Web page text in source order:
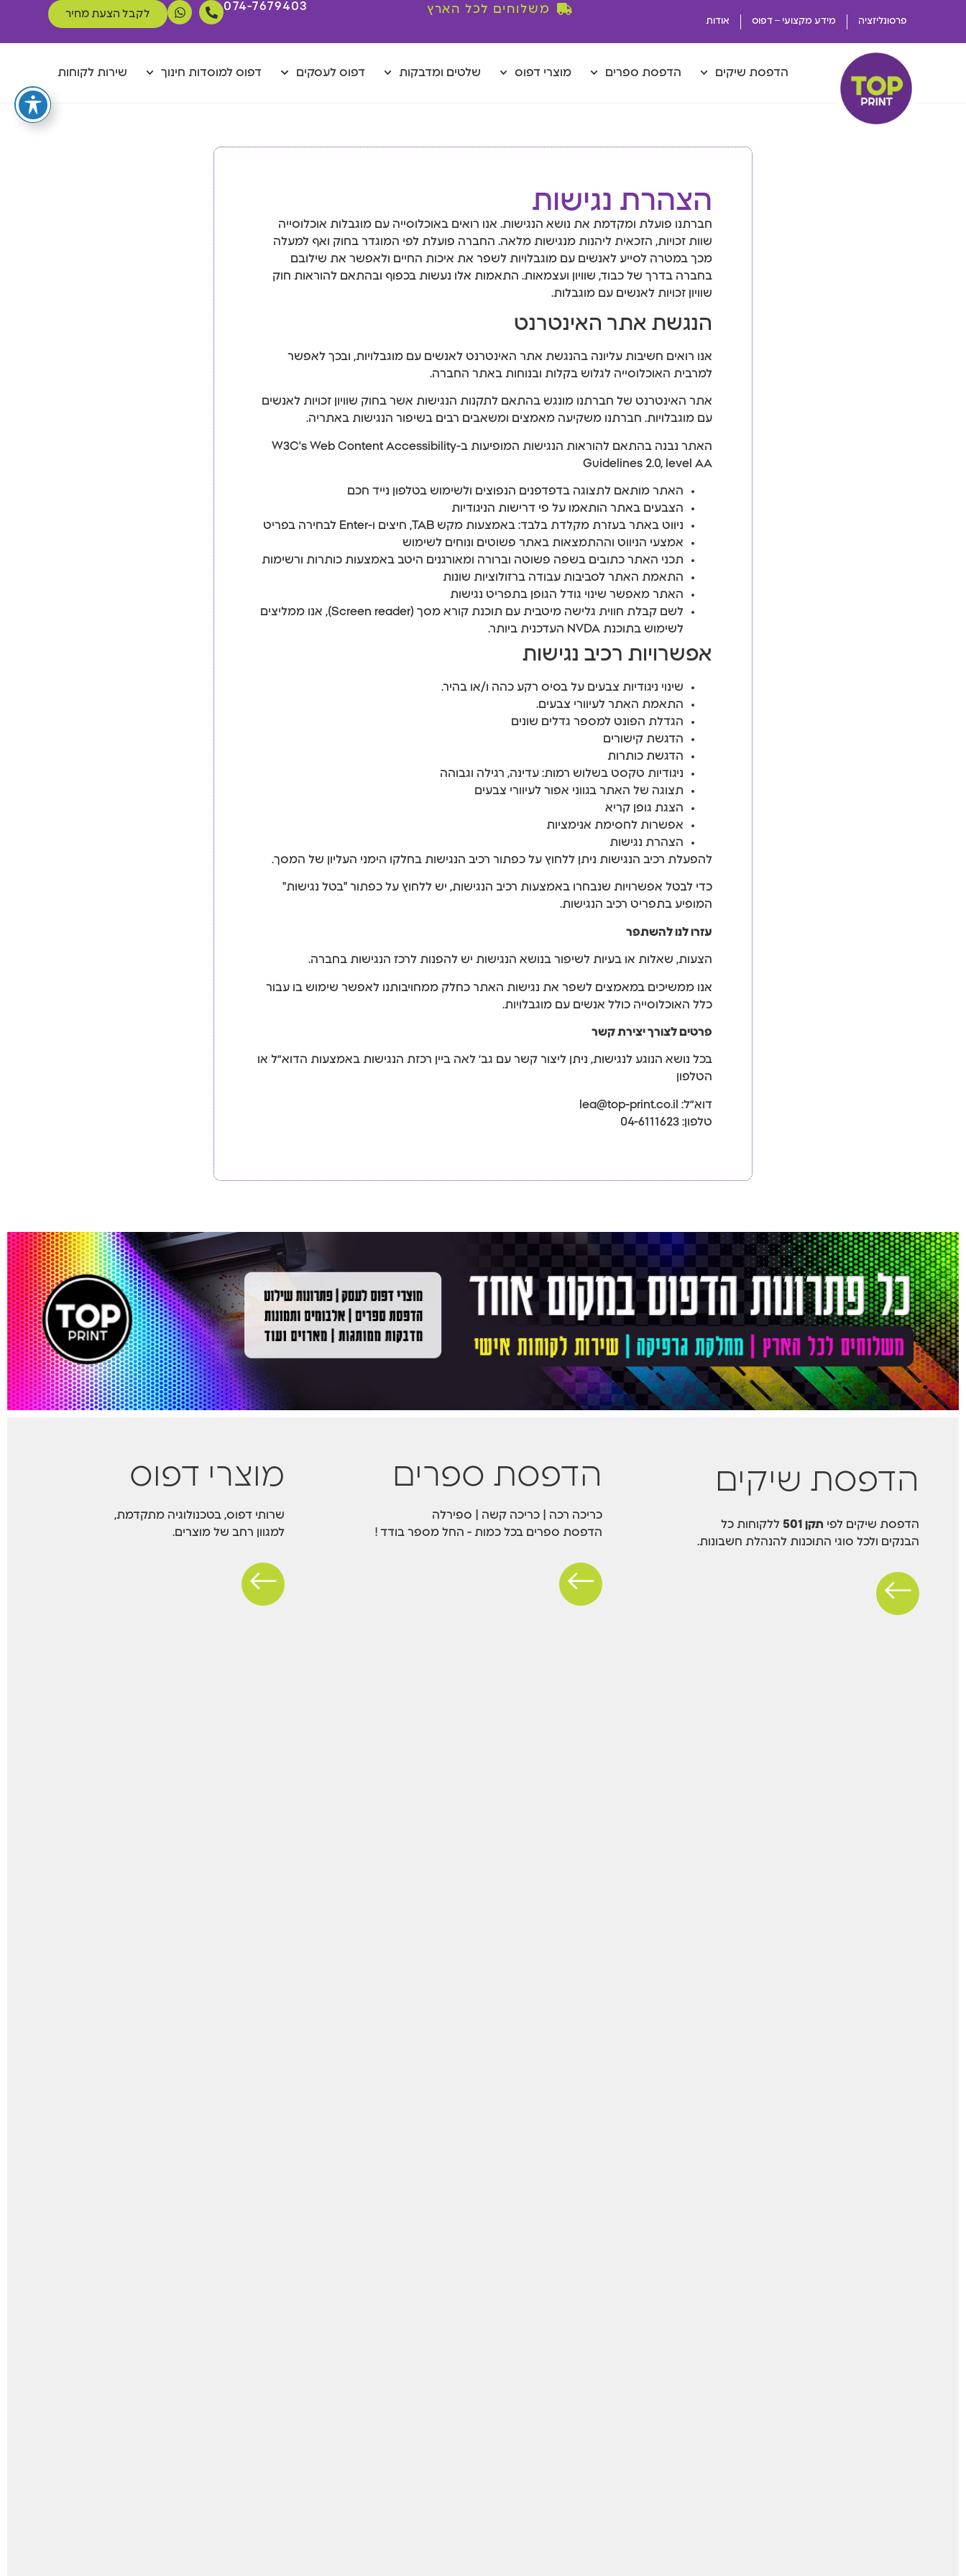
פרסונליזציה מידע מקצועי – דפוס אודות
משלוחים לכל הארץ 074-7679403
לקבל הצעת מחיר
הדפסת שיקים הדפסת ספרים מוצרי דפוס שלטים ומדבקות דפוס לעסקים דפוס למוסדות חינוך שירות לקוחות
הצהרת נגישות
חברתנו פועלת ומקדמת את נושא הנגישות. אנו רואים באוכלוסייה עם מוגבלות אוכלוסייה
שוות זכויות, הזכאית ליהנות מנגישות מלאה. החברה פועלת לפי המוגדר בחוק ואף למעלה
מכך במטרה לסייע לאנשים עם מוגבלויות לשפר את איכות החיים ולאפשר את שילובם
בחברה בדרך של כבוד, שוויון ועצמאות. התאמות אלו נעשות בכפוף ובהתאם להוראות חוק
שוויון זכויות לאנשים עם מוגבלות.
הנגשת אתר האינטרנט
אנו רואים חשיבות עליונה בהנגשת אתר האינטרנט לאנשים עם מוגבלויות, ובכך לאפשר
למרבית האוכלוסייה לגלוש בקלות ובנוחות באתר החברה.
אתר האינטרנט של חברתנו מונגש בהתאם לתקנות הנגישות אשר בחוק שוויון זכויות לאנשים
עם מוגבלויות. חברתנו משקיעה מאמצים ומשאבים רבים בשיפור הנגישות באתריה.
האתר נבנה בהתאם להוראות הנגישות המופיעות ב-W3C's Web Content Accessibility
Guidelines 2.0, level AA
האתר מותאם לתצוגה בדפדפנים הנפוצים ולשימוש בטלפון נייד חכם
הצבעים באתר הותאמו על פי דרישות הניגודיות
ניווט באתר בעזרת מקלדת בלבד: באמצעות מקש TAB, חיצים ו-Enter לבחירה בפריט
אמצעי הניווט וההתמצאות באתר פשוטים ונוחים לשימוש
תכני האתר כתובים בשפה פשוטה וברורה ומאורגנים היטב באמצעות כותרות ורשימות
התאמת האתר לסביבות עבודה ברזולוציות שונות
האתר מאפשר שינוי גודל הגופן בתפריט נגישות
לשם קבלת חווית גלישה מיטבית עם תוכנת קורא מסך (Screen reader), אנו ממליצים
לשימוש בתוכנת NVDA העדכנית ביותר.
אפשרויות רכיב נגישות
שינוי ניגודיות צבעים על בסיס רקע כהה ו/או בהיר.
התאמת האתר לעיוורי צבעים.
הגדלת הפונט למספר גדלים שונים
הדגשת קישורים
הדגשת כותרות
ניגודיות טקסט בשלוש רמות: עדינה, רגילה וגבוהה
תצוגה של האתר בגווני אפור לעיוורי צבעים
הצגת גופן קריא
אפשרות לחסימת אנימציות
הצהרת נגישות
להפעלת רכיב הנגישות ניתן ללחוץ על כפתור רכיב הנגישות בחלקו הימני העליון של המסך.
כדי לבטל אפשרויות שנבחרו באמצעות רכיב הנגישות, יש ללחוץ על כפתור "בטל נגישות"
המופיע בתפריט רכיב הנגישות.
עזרו לנו להשתפר
הצעות, שאלות או בעיות לשיפור בנושא הנגישות יש להפנות לרכז הנגישות בחברה.
אנו ממשיכים במאמצים לשפר את נגישות האתר כחלק ממחויבותנו לאפשר שימוש בו עבור
כלל האוכלוסייה כולל אנשים עם מוגבלויות.
פרטים לצורך יצירת קשר
בכל נושא הנוגע לנגישות, ניתן ליצור קשר עם גב׳ לאה ביין רכזת הנגישות באמצעות הדוא״ל או
הטלפון
דוא״ל: lea@top-print.co.il
טלפון: 04-6111623
הדפסת שיקים
הדפסת שיקים לפי תקן 501
ללקוחות כל
הבנקים ולכל סוגי התוכנות להנהלת חשבונות.
←
הדפסת ספרים
כריכה רכה | כריכה קשה | ספירלה
הדפסת ספרים בכל כמות - החל מספר בודד !
←
מוצרי דפוס
שרותי דפוס, בטכנולוגיה מתקדמת,
למגוון רחב של מוצרים.
←